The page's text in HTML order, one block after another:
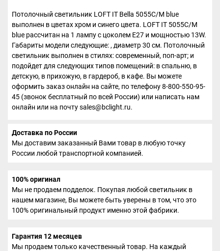
Потолочный светильник LOFT IT Bella 5055C/M blue
выполнен в цветах хром и синего цвета. LOFT IT 5055C/M
blue рассчитан на 1 лампу с цоколем E27 и мощностью 13W.
Габариты модели следующие: , диаметр 30 см. Потолочный
светильник выполнен в стилях: современный, поп-арт; и
подойдет для следующих типов помещений: в спальню, в
детскую, в прихожую, в гардероб, в кафе. Вы можете
оформить заказ онлайн на сайте, по телефону 8-800-550-95-
45 (звонок бесплатный по всей России) или написать нам
онлайн или на почту sales@bclight.ru.
Доставка по России
Мы доставим заказанный Вами товар в любую точку
России любой транспортной компанией.
100% оригинал
Мы не продаем подделок. Покупая любой светильник в
нашем магазине, Вы можете быть уверены в том, что это
100% оригинальный продукт именно этой фабрики.
Гарантия 12 месяцев
Мы продаем только качественный товар. На каждый